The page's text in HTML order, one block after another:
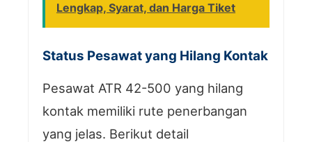
Lengkap, Syarat, dan Harga Tiket
Status Pesawat yang Hilang Kontak
Pesawat ATR 42-500 yang hilang
kontak memiliki rute penerbangan
yang jelas. Berikut detail